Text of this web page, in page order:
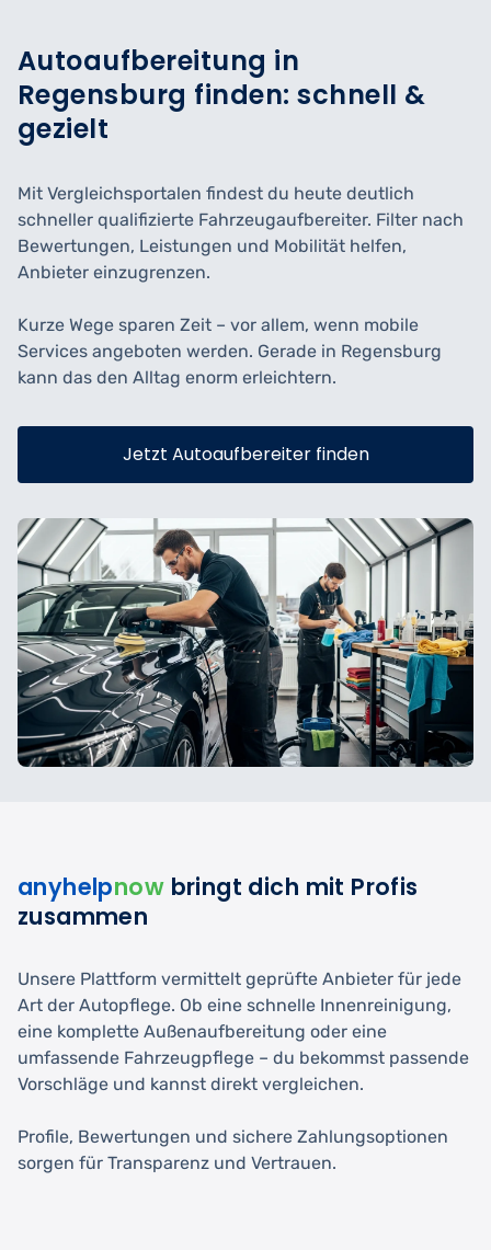
Autoaufbereitung in
Regensburg finden: schnell &
gezielt
Mit Vergleichsportalen findest du heute deutlich
schneller qualifizierte Fahrzeugaufbereiter. Filter nach
Bewertungen, Leistungen und Mobilität helfen,
Anbieter einzugrenzen.
Kurze Wege sparen Zeit – vor allem, wenn mobile
Services angeboten werden. Gerade in Regensburg
kann das den Alltag enorm erleichtern.
Jetzt Autoaufbereiter finden
anyhelpnow bringt dich mit Profis
zusammen
Unsere Plattform vermittelt geprüfte Anbieter für jede
Art der Autopflege. Ob eine schnelle Innenreinigung,
eine komplette Außenaufbereitung oder eine
umfassende Fahrzeugpflege – du bekommst passende
Vorschläge und kannst direkt vergleichen.
Profile, Bewertungen und sichere Zahlungsoptionen
sorgen für Transparenz und Vertrauen.